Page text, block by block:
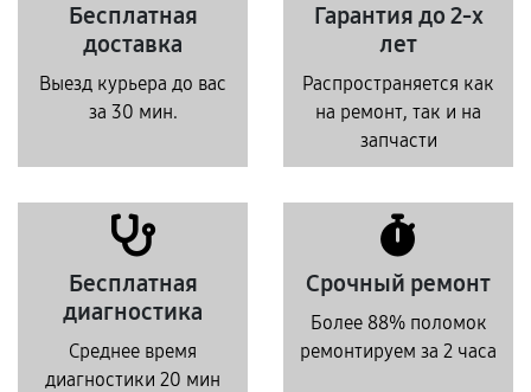
Бесплатная
доставка
Выезд курьера до вас
за 30 мин.
Гарантия до 2-х
лет
Распространяется как
на ремонт, так и на
запчасти
Бесплатная
диагностика
Среднее время
диагностики 20 мин
Срочный ремонт
Более 88% поломок
ремонтируем за 2 часа